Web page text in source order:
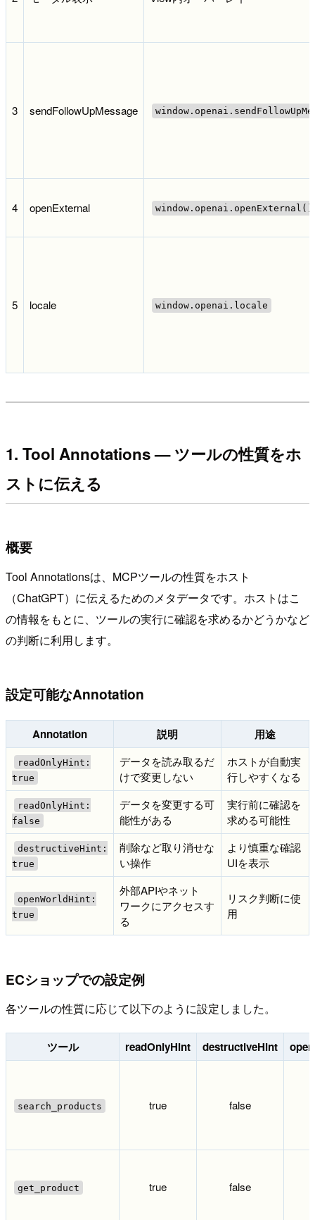
3 sendFollowUpMessage
4 openExternal window.openai.openExternal()
5 locale window.openai.locale
1. Tool Annotations — ツールの性質をホ
ストに伝える
概要
Tool Annotationsは、MCPツールの性質をホスト
（ChatGPT）に伝えるためのメタデータです。ホストはこ
の情報をもとに、ツールの実行に確認を求めるかどうかなど
の判断に利用します。
設定可能なAnnotation
Annotation 説明 用途
readOnlyHint:
true
データを読み取るだ
けで変更しない
ホストが自動実
行しやすくなる
readOnlyHint:
false
データを変更する可
能性がある
実行前に確認を
求める可能性
destructiveHint:
true
削除など取り消せな
い操作
より慎重な確認
UIを表示
openWorldHint:
true
外部APIやネット
ワークにアクセスす
る
リスク判断に使
用
ECショップでの設定例
各ツールの性質に応じて以下のように設定しました。
ツール readOnlyHint destructiveHint
search_products true false
get_product true false